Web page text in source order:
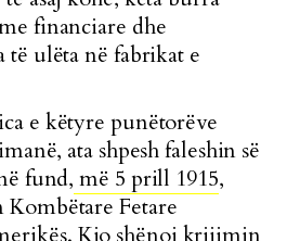
financiare dhe
të ulëta në fabrikat e
e këtyre punëtorëve
ata shpesh faleshin së
fund, më 5 prill 1915,
Kombëtare Fetare
. Kjo shënoi krijimin